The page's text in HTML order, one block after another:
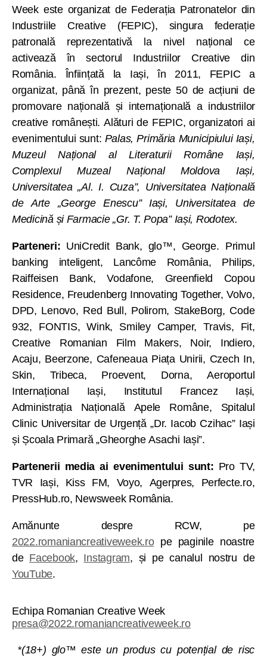
Week este organizat de Federația Patronatelor din
Industriile Creative (FEPIC), singura federație
patronală reprezentativă la nivel național ce
activează în sectorul Industriilor Creative din
România. Înființată la Iași, în 2011, FEPIC a
organizat, până în prezent, peste 50 de acțiuni de
promovare națională și internațională a industriilor
creative românești. Alături de FEPIC, organizatori ai
evenimentului sunt: Palas, Primăria Municipiului Iași,
Muzeul Național al Literaturii Române Iași,
Complexul Muzeal Național Moldova Iași,
Universitatea „Al. I. Cuza”, Universitatea Națională
de Arte „George Enescu” Iași, Universitatea de
Medicină și Farmacie „Gr. T. Popa” Iași, Rodotex.
Parteneri: UniCredit Bank, glo™, George. Primul
banking inteligent, Lancôme România, Philips,
Raiffeisen Bank, Vodafone, Greenfield Copou
Residence, Freudenberg Innovating Together, Volvo,
DPD, Lenovo, Red Bull, Polirom, StakeBorg, Code
932, FONTIS, Wink, Smiley Camper, Travis, Fit,
Creative Romanian Film Makers, Noir, Indiero,
Acaju, Beerzone, Cafeneaua Piața Unirii, Czech In,
Skin, Tribeca, Proevent, Dorna, Aeroportul
Internațional Iași, Institutul Francez Iași,
Administrația Națională Apele Române, Spitalul
Clinic Universitar de Urgență „Dr. Iacob Czihac” Iași
și Școala Primară „Gheorghe Asachi Iași”.
Partenerii media ai evenimentului sunt: Pro TV,
TVR Iași, Kiss FM, Voyo, Agerpres, Perfecte.ro,
PressHub.ro, Newsweek România.
Amănunte despre RCW, pe
2022.romaniancreativeweek.rope paginile noastre
de Facebook, Instagram, și pe canalul nostru de
YouTube.
Echipa Romanian Creative Week
presa@2022.romaniancreativeweek.ro
*(18+) glo™ este un produs cu potențial de risc